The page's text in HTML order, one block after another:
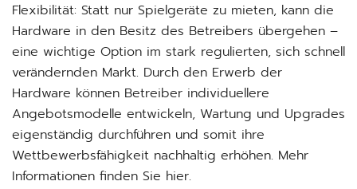
Flexibilität: Statt nur Spielgeräte zu mieten, kann die
Hardware in den Besitz des Betreibers übergehen –
eine wichtige Option im stark regulierten, sich schnell
verändernden Markt. Durch den Erwerb der
Hardware können Betreiber individuellere
Angebotsmodelle entwickeln, Wartung und Upgrades
eigenständig durchführen und somit ihre
Wettbewerbsfähigkeit nachhaltig erhöhen. Mehr
Informationen finden Sie hier.